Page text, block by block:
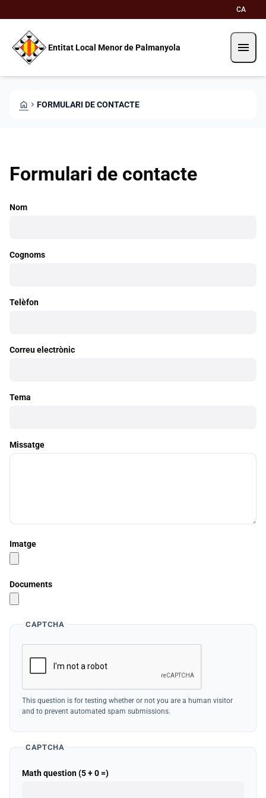
CA
Entitat Local Menor de Palmanyola menu
HOME CHEVRON_RIGHT FORMULARI DE CONTACTE
Formulari de contacte
Nom
Cognoms
Telèfon
Correu electrònic
Tema
Missatge
Imatge
Documents
CAPTCHA
This question is for testing whether or not you are a human visitor
and to prevent automated spam submissions.
CAPTCHA
Math question (5 + 0 =)